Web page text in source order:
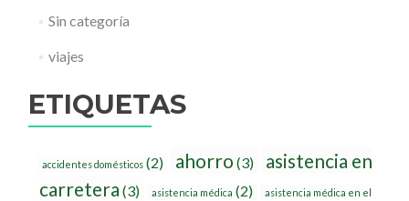
Sin categoría
viajes
ETIQUETAS
accidentes domésticos (2) ahorro (3)
asistencia en
carretera (3) asistencia médica (2)
asistencia médica en el